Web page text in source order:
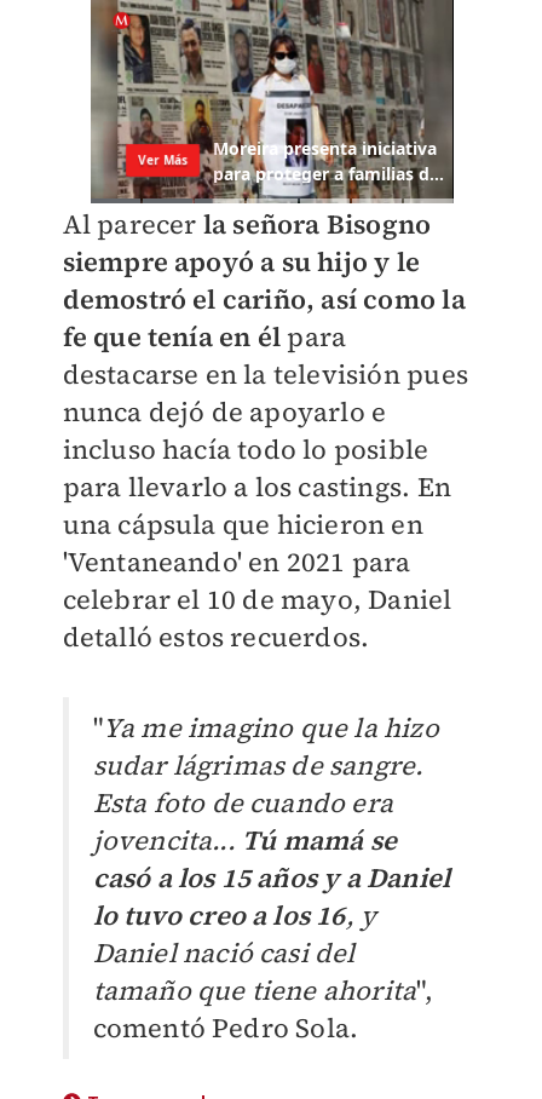
Al parecer la señora Bisogno
siempre apoyó a su hijo y le
demostró el cariño, así como la
fe que tenía en él para
destacarse en la televisión pues
nunca dejó de apoyarlo e
incluso hacía todo lo posible
para llevarlo a los castings. En
una cápsula que hicieron en
'Ventaneando' en 2021 para
celebrar el 10 de mayo, Daniel
detalló estos recuerdos.
"Ya me imagino que la hizo
sudar lágrimas de sangre.
Esta foto de cuando era
jovencita... Tú mamá se
casó a los 15 años y a Daniel
lo tuvo creo a los 16, y
Daniel nació casi del
tamaño que tiene ahorita",
comentó Pedro Sola.